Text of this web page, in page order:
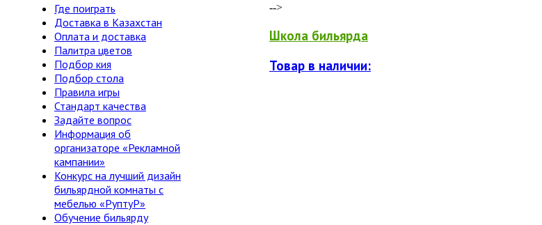
Где поиграть
Доставка в Казахстан
Оплата и доставка
Палитра цветов
Подбор кия
Подбор стола
Правила игры
Стандарт качества
Задайте вопрос
Информация об
организаторе «Рекламной
кампании»
Конкурс на лучший дизайн
бильярдной комнаты с
мебелью «РуптуР»
Обучение бильярду
-->
Школа бильярда
Товар в наличии: